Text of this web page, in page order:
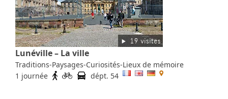
Lunéville – La ville
Traditions-Paysages-Curiosités-Lieux de mémoire
1 journée
dépt. 54